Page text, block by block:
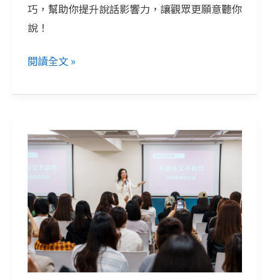
巧，幫助你提升說話影響力，讓觀眾更願意聽你
說！
分
享
個
巧
閱讀全文 »
戰
勝
頭
恐
懼
症！
鏡